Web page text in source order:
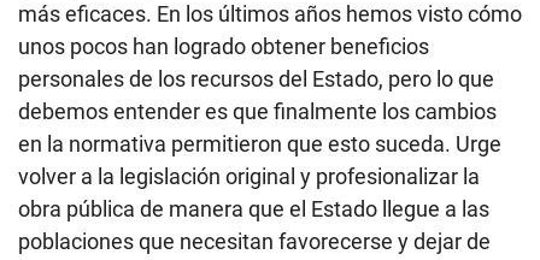
más eficaces. En los últimos años hemos visto cómo
unos pocos han logrado obtener beneficios
personales de los recursos del Estado, pero lo que
debemos entender es que finalmente los cambios
en la normativa permitieron que esto suceda. Urge
volver a la legislación original y profesionalizar la
obra pública de manera que el Estado llegue a las
poblaciones que necesitan favorecerse y dejar de